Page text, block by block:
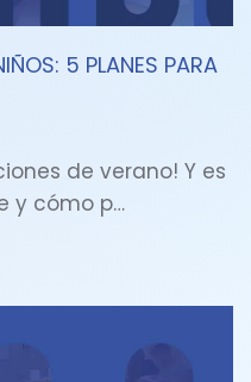
5 PLANES PARA
de verano! Y es
y cómo p…